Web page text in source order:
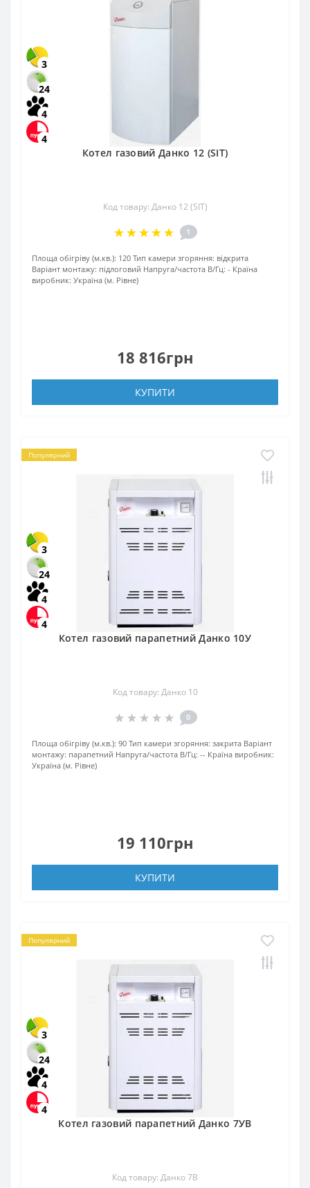
3
24
4
4
Котел газовий Данко 12 (SIT)
Код товару: Данко 12 (SIT)
1
Площа обігріву (м.кв.): 120 Тип камери згоряння: відкрита
Варіант монтажу: підлоговий Напруга/частота В/Гц: - Країна
виробник: Україна (м. Рівне)
18 816грн
КУПИТИ
Популярний
3
24
4
4
Котел газовий парапетний Данко 10У
Код товару: Данко 10
0
Площа обігріву (м.кв.): 90 Тип камери згоряння: закрита Варіант
монтажу: парапетний Напруга/частота В/Гц: -- Країна виробник:
Україна (м. Рівне)
19 110грн
КУПИТИ
Популярний
3
24
4
4
Котел газовий парапетний Данко 7УВ
Код товару: Данко 7В